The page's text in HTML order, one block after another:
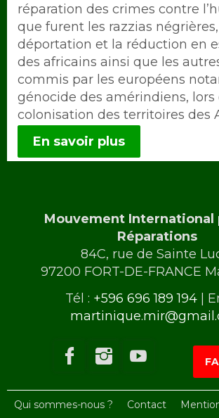
réparation des crimes contre
que furent les razzias
déportation et la réduction en
des africains ainsi que les
commis par les européens
génocide des amérindiens, lors
colonisation des territoires des
En savoir plus
Mouvement International
Réparations
84C, rue de Sainte
97200 FORT-DE-FRANCE
Tél : +596 696 189 194|
Qui sommes-nous ? Contact